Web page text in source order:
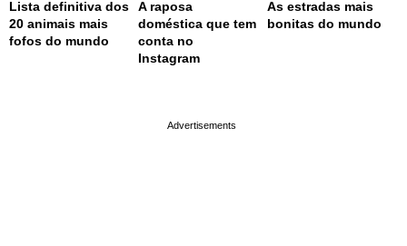
Lista definitiva dos
20 animais mais
fofos do mundo
A raposa
doméstica que tem
conta no
Instagram
As estradas mais
bonitas do mundo